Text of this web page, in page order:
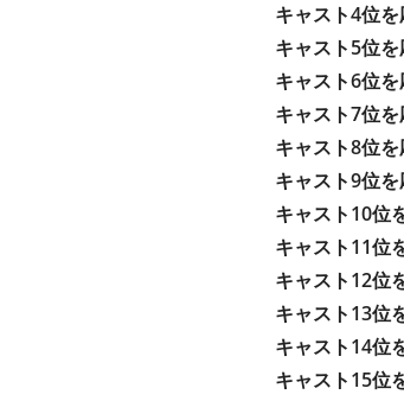
キャスト4位
キャスト5位
キャスト6位
キャスト7位
キャスト8位
キャスト9位
キャスト10位
キャスト11位
キャスト12位
キャスト13位
キャスト14位
キャスト15位